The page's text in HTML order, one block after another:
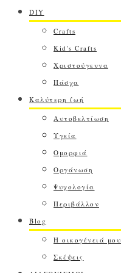
DIY
Crafts
Kid's Crafts
Χριστούγεννα
Πάσχα
Καλύτερη ζωή
Αυτοβελτίωση
Υγεία
Ομορφιά
Οργάνωση
Ψυχολογία
Περιβάλλον
Blog
Η οικογένειά μου
Σκέψεις